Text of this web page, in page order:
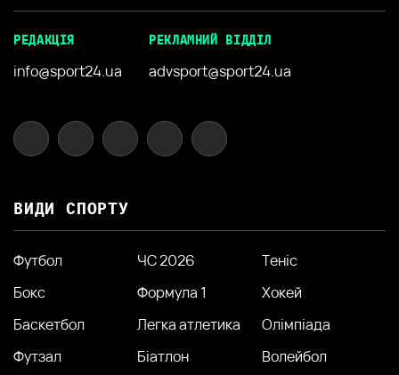
РЕДАКЦІЯ
info@sport24.ua
РЕКЛАМНИЙ ВІДДІЛ
advsport@sport24.ua
ВИДИ СПОРТУ
Футбол ЧС 2026
Теніс
Бокс
Формула 1
Хокей
Баскетбол
Легка атлетика
Олімпіада
Футзал
Біатлон
Волейбол